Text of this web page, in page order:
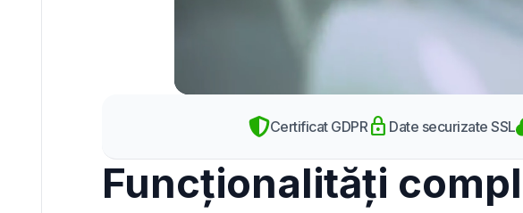
Certificat GDPRlock Date securizate SSL
Funcționalități